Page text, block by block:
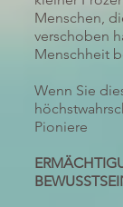
Menschen,
verschoben
Menschheit
Wenn Sie
Pioniere